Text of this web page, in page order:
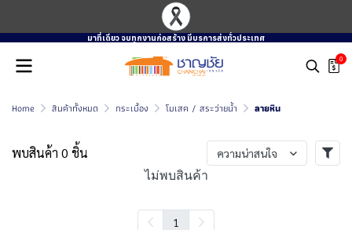
มาที่เดียว จบทุกงานก่อสร้าง มีบรการส่งทั่วประเทศ
0
Home สินค้าทั้งหมด กระเบื้อง โมเสค / สระว่ายน้ำ ลายหิน
พบสินค้า 0 ชิ้น ความน่าสนใจ
ไม่พบสินค้า
1